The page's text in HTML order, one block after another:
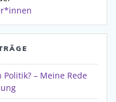
– Meine Rede